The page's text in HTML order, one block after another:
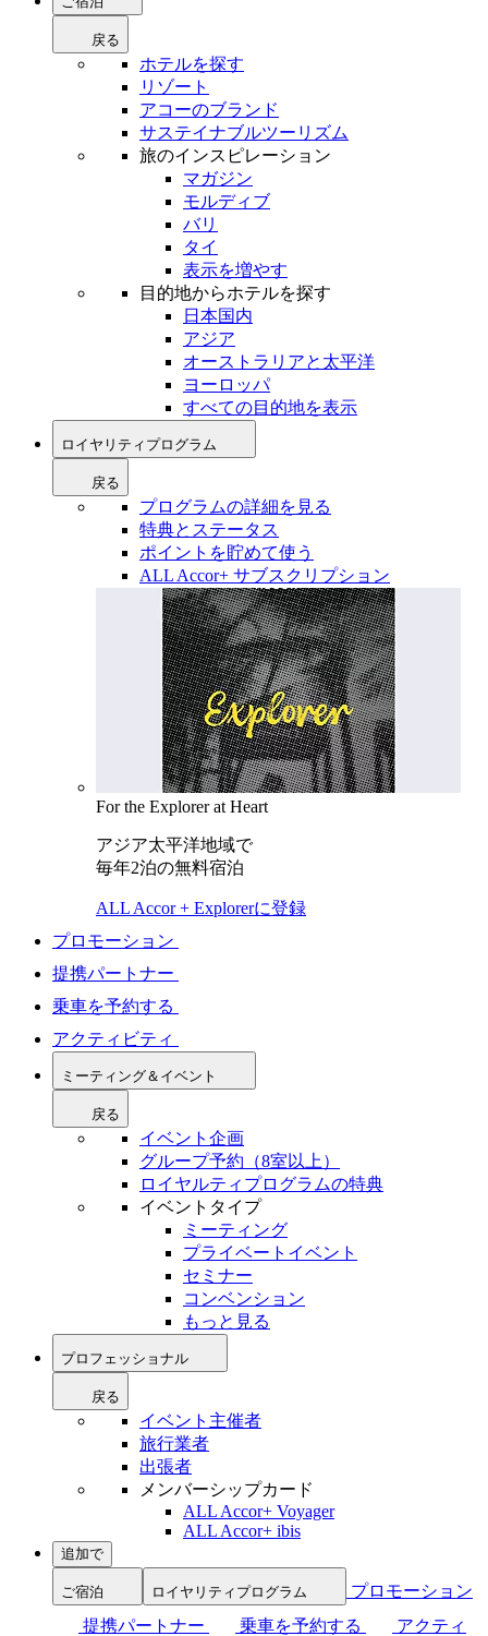
戻る
ホテルを探す
リゾート
アコーのブランド
サステイナブルツーリズム
旅のインスピレーション
マガジン
モルディブ
バリ
タイ
表示を増やす
目的地からホテルを探す
日本国内
アジア
オーストラリアと太平洋
ヨーロッパ
すべての目的地を表示
ロイヤリティプログラム
戻る
プログラムの詳細を見る
特典とステータス
ポイントを貯めて使う
ALL Accor+ サブスクリプション
For the Explorer at Heart
アジア太平洋地域で
毎年2泊の無料宿泊
ALL Accor + Explorerに登録
プロモーション
提携パートナー
乗車を予約する
アクティビティ
ミーティング＆イベント
戻る
イベント企画
グループ予約（8室以上）
ロイヤルティプログラムの特典
イベントタイプ
ミーティング
プライベートイベント
セミナー
コンベンション
もっと見る
プロフェッショナル
戻る
イベント主催者
旅行業者
出張者
メンバーシップカード
ALL Accor+ Voyager
ALL Accor+ ibis
追加で
ご宿泊 ロイヤリティプログラム
プロモーション
提携パートナー
乗車を予約する
アクティ